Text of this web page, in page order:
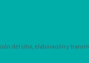
del sitio, elaboración y